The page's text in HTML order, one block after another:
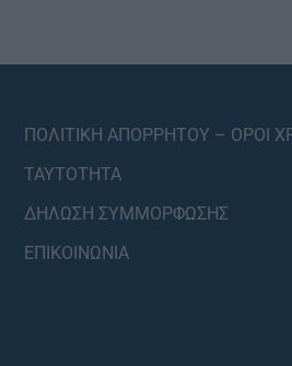
ΠΟΛΙΤΙΚΗ ΑΠΟΡΡΗΤΟΥ – ΟΡΟΙ
ΤΑΥΤΟΤΗΤΑ
ΔΗΛΩΣΗ ΣΥΜΜΟΡΦΩΣΗΣ
ΕΠΙΚΟΙΝΩΝΙΑ